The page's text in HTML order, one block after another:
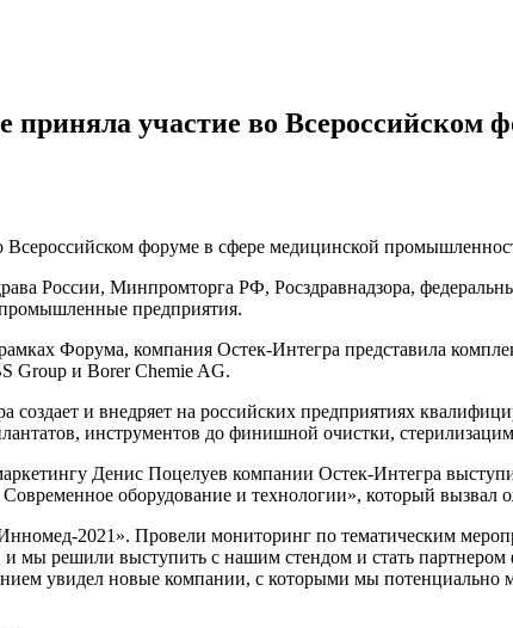
участие во
форуме в сфере медицинской
России, Минпромторга РФ, Росздравнадзора,
предприятия.
Форума, компания Остек-Интегра представила
Group и Borer Chemie AG.
создает и внедряет на российских предприятиях
инструментов до финишной очистки,
Денис Поцелуев компании Остек-Интегра
оборудование и технологии», который
2021». Провели мониторинг по тематическим
и мы решили выступить с нашим стендом и стать
увидел новые компании, с которыми мы потенциально